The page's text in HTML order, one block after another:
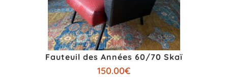
Fauteuil des Années 60/70 Skaï
150.00€